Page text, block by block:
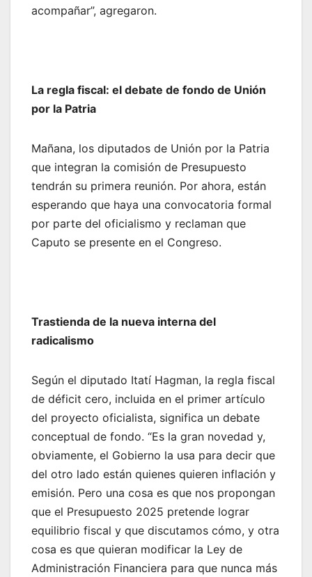
acompañar”, agregaron.
La regla fiscal: el debate de fondo de Unión
por la Patria
Mañana, los diputados de Unión por la Patria
que integran la comisión de Presupuesto
tendrán su primera reunión. Por ahora, están
esperando que haya una convocatoria formal
por parte del oficialismo y reclaman que
Caputo se presente en el Congreso.
Trastienda de la nueva interna del
radicalismo
Según el diputado Itatí Hagman, la regla fiscal
de déficit cero, incluida en el primer artículo
del proyecto oficialista, significa un debate
conceptual de fondo. “Es la gran novedad y,
obviamente, el Gobierno la usa para decir que
del otro lado están quienes quieren inflación y
emisión. Pero una cosa es que nos propongan
que el Presupuesto 2025 pretende lograr
equilibrio fiscal y que discutamos cómo, y otra
cosa es que quieran modificar la Ley de
Administración Financiera para que nunca más